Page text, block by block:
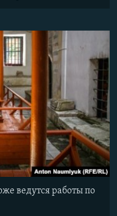
ведутся работы по